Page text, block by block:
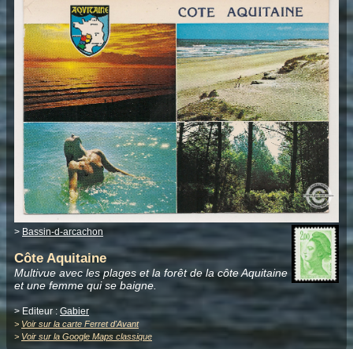
> Bassin-d-arcachon
Côte Aquitaine
Multivue avec les plages et la forêt de la côte Aquitaine
et une femme qui se baigne.
> Editeur : Gabier
> Voir sur la carte Ferret d'Avant
> Voir sur la Google Maps classique